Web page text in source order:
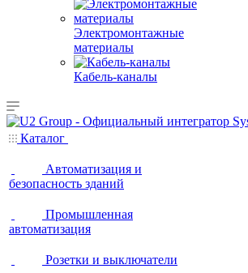
Электромонтажные
материалы
Кабель-каналы
Каталог
Автоматизация и
безопасность зданий
Промышленная
автоматизация
Розетки и выключатели